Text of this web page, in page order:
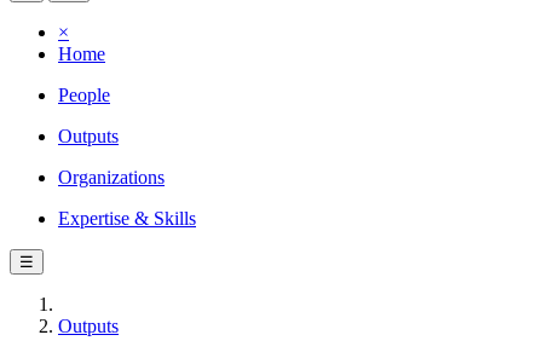
×
Home
People
Outputs
Organizations
Expertise & Skills
☰
Outputs